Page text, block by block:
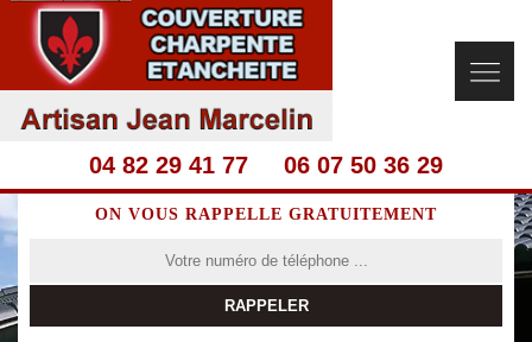
04 82 29 41 77 06 07 50 36 29
ON VOUS RAPPELLE GRATUITEMENT